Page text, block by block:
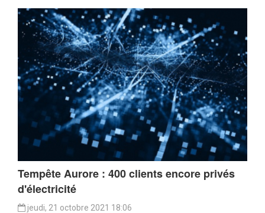
Tempête Aurore : 400 clients encore privés
d'électricité
jeudi, 21 octobre 2021 18:06